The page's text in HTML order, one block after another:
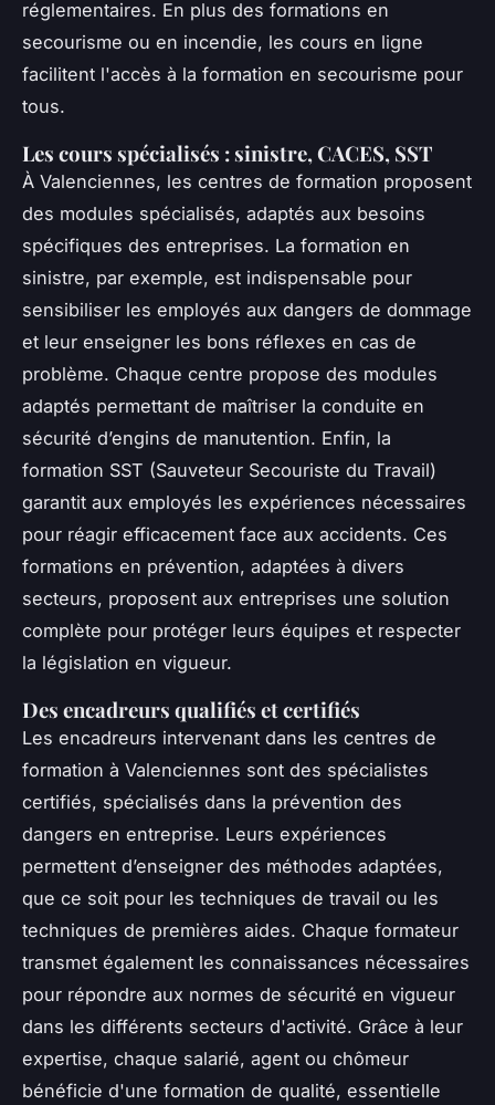
réglementaires. En plus des formations en
secourisme ou en incendie, les cours en ligne
facilitent l'accès à la formation en secourisme pour
tous.
Les cours spécialisés : sinistre, CACES, SST
À Valenciennes, les centres de formation proposent
des modules spécialisés, adaptés aux besoins
spécifiques des entreprises. La formation en
sinistre, par exemple, est indispensable pour
sensibiliser les employés aux dangers de dommage
et leur enseigner les bons réflexes en cas de
problème. Chaque centre propose des modules
adaptés permettant de maîtriser la conduite en
sécurité d’engins de manutention. Enfin, la
formation SST (Sauveteur Secouriste du Travail)
garantit aux employés les expériences nécessaires
pour réagir efficacement face aux accidents. Ces
formations en prévention, adaptées à divers
secteurs, proposent aux entreprises une solution
complète pour protéger leurs équipes et respecter
la législation en vigueur.
Des encadreurs qualifiés et certifiés
Les encadreurs intervenant dans les centres de
formation à Valenciennes sont des spécialistes
certifiés, spécialisés dans la prévention des
dangers en entreprise. Leurs expériences
permettent d’enseigner des méthodes adaptées,
que ce soit pour les techniques de travail ou les
techniques de premières aides. Chaque formateur
transmet également les connaissances nécessaires
pour répondre aux normes de sécurité en vigueur
dans les différents secteurs d'activité. Grâce à leur
expertise, chaque salarié, agent ou chômeur
bénéficie d'une formation de qualité, essentielle